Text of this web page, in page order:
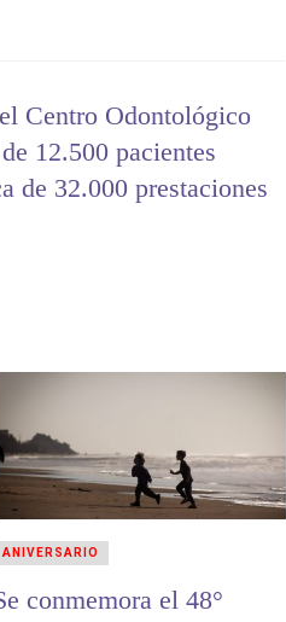
Centro Odontológico
12.500 pacientes
de 32.000 prestaciones
conmemora el 48°
ANIVERSARIO